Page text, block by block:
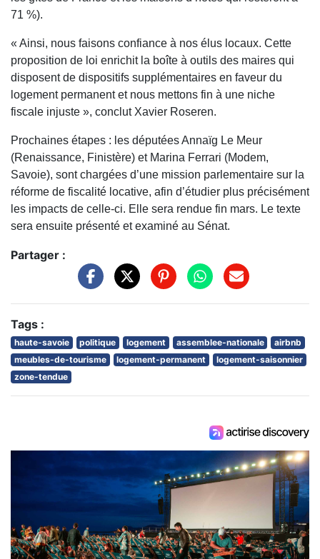
71 %).
« Ainsi, nous faisons confiance à nos élus locaux. Cette
proposition de loi enrichit la boîte à outils des maires qui
disposent de dispositifs supplémentaires en faveur du
logement permanent et nous mettons fin à une niche
fiscale injuste », conclut Xavier Roseren.
Prochaines étapes : les députées Annaïg Le Meur
(Renaissance, Finistère) et Marina Ferrari (Modem,
Savoie), sont chargées d’une mission parlementaire sur la
réforme de fiscalité locative, afin d’étudier plus précisément
les impacts de celle-ci. Elle sera rendue fin mars. Le texte
sera ensuite présenté et examiné au Sénat.
Partager :
Tags :
haute-savoie politique logement assemblee-nationale
airbnb
meubles-de-tourisme
logement-permanent
logement-saisonnier
zone-tendue